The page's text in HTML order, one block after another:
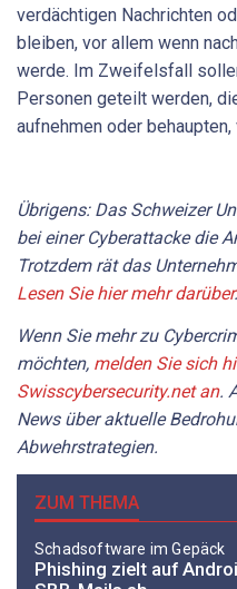
verdächtigen Nachrichten
bleiben, vor allem wenn
werde. Im Zweifelsfall
Personen geteilt werden,
aufnehmen oder behaupten,
Übrigens: Das Schweizer
bei einer Cyberattacke die
Trotzdem rät das
Lesen Sie hier mehr darüber.
Wenn Sie mehr zu
möchten, melden Sie sich
Swisscybersecurity.net an.
News über aktuelle
Abwehrstrategien.
ZUM THEMA
Schadsoftware im Gepäck
Phishing zielt auf